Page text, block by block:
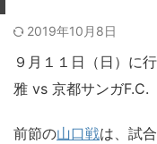
2019年10月8日
９月１１日（日）に
雅 vs 京都サンガF.C.
前節の山口戦は、試